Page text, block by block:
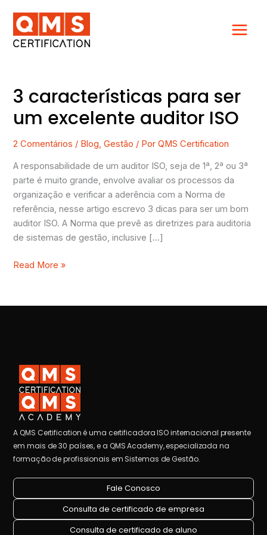
para
conteúdo
3 características para ser
um excelente auditor ISO
2 Comentários / Blog,Gestão / PorQMS Certification
A responsabilidade de um auditor ISO, seja de 1ª, 2ª ou 3ª
parte é muito grande, envolve avaliar os processos da
organização e verificar a aderência com a Norma de
referência, nesse artigo escrevo 3 dicas para ser um bom
auditor ISO. A Norma que prevê as diretrizes para auditoria
de sistemas de gestão, inclusive […]
3
para
um
excelente
auditor
ISO
Read More »
A QMS Certification é uma certificadora ISO internacional presente
em mais de 30 países, e a QMS Academy, especializada na
formação de profissionais em Sistemas de Gestão.
Fale Conosco
Consulta de certificado de empresa
Consulta de certificado de aluno